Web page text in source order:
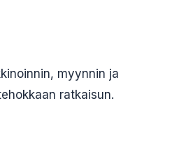
myynnin ja
ratkaisun.